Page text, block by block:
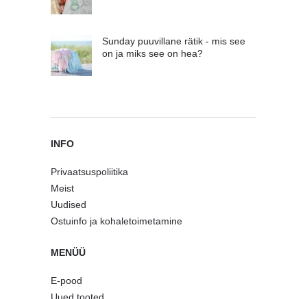
Sunday puuvillane rätik - mis see
on ja miks see on hea?
INFO
Privaatsuspoliitika
Meist
Uudised
Ostuinfo ja kohaletoimetamine
MENÜÜ
E-pood